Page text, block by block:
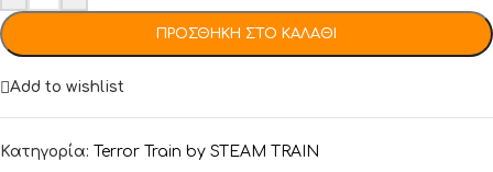
ΠΡΟΣΘΉΚΗ ΣΤΟ ΚΑΛΆΘΙ
Add to wishlist
Κατηγορία: Terror Train by STEAM TRAIN